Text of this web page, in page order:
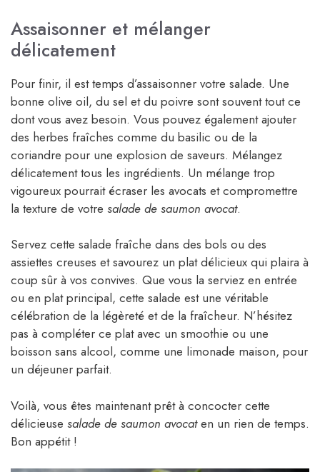
Assaisonner et mélanger
délicatement
Pour finir, il est temps d’assaisonner votre salade. Une
bonne olive oil, du sel et du poivre sont souvent tout ce
dont vous avez besoin. Vous pouvez également ajouter
des herbes fraîches comme du basilic ou de la
coriandre pour une explosion de saveurs. Mélangez
délicatement tous les ingrédients. Un mélange trop
vigoureux pourrait écraser les avocats et compromettre
la texture de votre salade de saumon avocat.
Servez cette salade fraîche dans des bols ou des
assiettes creuses et savourez un plat délicieux qui plaira à
coup sûr à vos convives. Que vous la serviez en entrée
ou en plat principal, cette salade est une véritable
célébration de la légèreté et de la fraîcheur. N’hésitez
pas à compléter ce plat avec un smoothie ou une
boisson sans alcool, comme une limonade maison, pour
un déjeuner parfait.
Voilà, vous êtes maintenant prêt à concocter cette
délicieuse salade de saumon avocaten un rien de temps.
Bon appétit !